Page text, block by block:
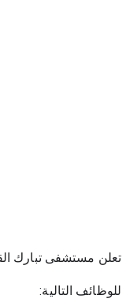
تعلن مستشفى تبارك
للوظائف التالية: